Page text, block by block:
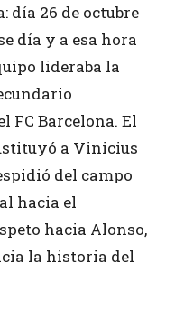
día 26 de octubre
día y a esa hora
lideraba la
FC Barcelona. El
a Vinicius
del campo
hacia el
hacia Alonso,
la historia del